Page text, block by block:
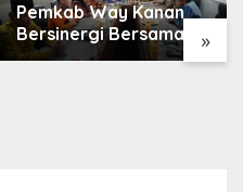
»
Pemkab Way Kanan
Bersinergi Bersama PT
BPR Syariah Way